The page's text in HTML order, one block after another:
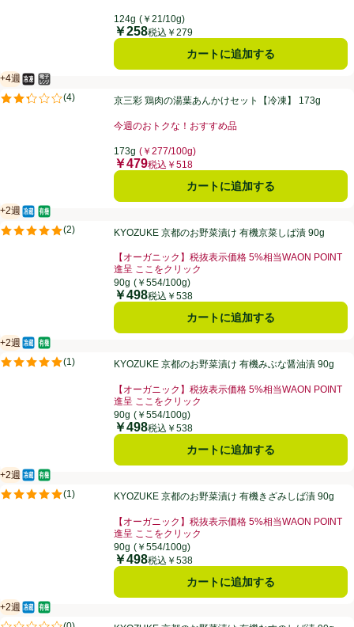
124g (￥21/10g)
価格
￥258税込￥279
カートに追加する
京三彩 鶏肉の湯葉あんかけセット【冷凍】 173g
+4週
賞味・消費期限保証：4週間
冷凍食品
電子レンジ使用可
(4)
評価は4件のレビューで5点中2.3点。京三彩 鶏肉の湯葉あんかけセット【冷凍】 173g
今週のおトクな！おすすめ品
173g (￥277/100g)
価格
￥479税込￥518
カートに追加する
KYOZUKE 京都のお野菜漬け 有機京菜しば漬 90g
+2週
賞味・消費期限保証：2週間
冷蔵食品
オーガニック/有機
(2)
評価は2件のレビューで5点中5.0点。KYOZUKE 京都のお野菜漬け 有機京菜しば漬 90g
【オーガニック】税抜表示価格 5%相当WAON POINT
進呈 ここをクリック
お買い得品名：【オーガニック】税抜表示価格 5%相
90g (￥554/100g)
価格
￥498税込￥538
カートに追加する
KYOZUKE 京都のお野菜漬け 有機みぶな醤油漬 90g
+2週
賞味・消費期限保証：2週間
冷蔵食品
オーガニック/有機
(1)
評価は1件のレビューで5点中5.0点。KYOZUKE 京都のお野菜漬け 有機みぶな醤油漬 90g
【オーガニック】税抜表示価格 5%相当WAON POINT
進呈 ここをクリック
お買い得品名：【オーガニック】税抜表示価格 5%相
90g (￥554/100g)
価格
￥498税込￥538
カートに追加する
KYOZUKE 京都のお野菜漬け 有機きざみしば漬 90g
+2週
賞味・消費期限保証：2週間
冷蔵食品
オーガニック/有機
(1 )
評価は1件のレビューで5点中5.0点。KYOZUKE 京都のお野菜漬け 有機きざみしば漬 90g
【オーガニック】税抜表示価格 5%相当WAON POINT
進呈 ここをクリック
お買い得品名：【オーガニック】税抜表示価格 5%相
90g (￥554/100g)
価格
￥498税込￥538
カートに追加する
KYOZUKE 京都のお野菜漬け 有機なすのしば漬 90g
+2週
賞味・消費期限保証：2週間
冷蔵食品
オーガニック/有機